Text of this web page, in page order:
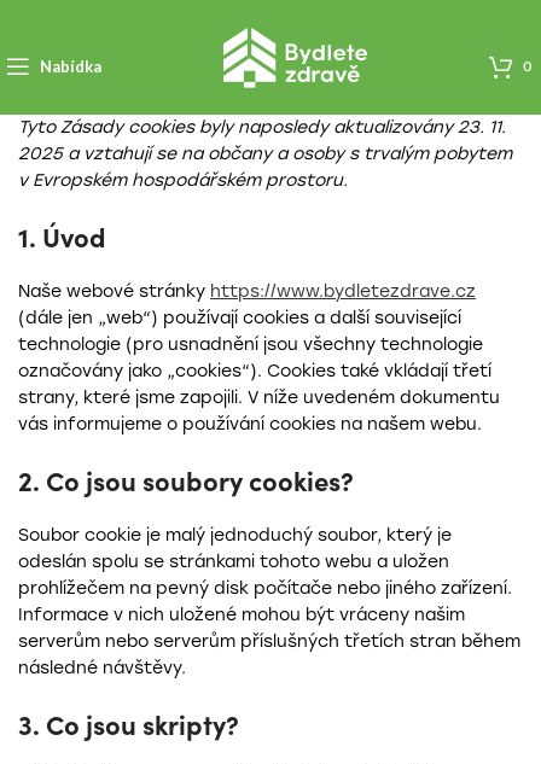
Nabídka 0
Tyto Zásady cookies byly naposledy aktualizovány 23. 11.
2025 a vztahují se na občany a osoby s trvalým pobytem
v Evropském hospodářském prostoru.
1. Úvod
Naše webové stránky https://www.bydletezdrave.cz
(dále jen „web“) používají cookies a další související
technologie (pro usnadnění jsou všechny technologie
označovány jako „cookies“). Cookies také vkládají třetí
strany, které jsme zapojili. V níže uvedeném dokumentu
vás informujeme o používání cookies na našem webu.
2. Co jsou soubory cookies?
Soubor cookie je malý jednoduchý soubor, který je
odeslán spolu se stránkami tohoto webu a uložen
prohlížečem na pevný disk počítače nebo jiného zařízení.
Informace v nich uložené mohou být vráceny našim
serverům nebo serverům příslušných třetích stran během
následné návštěvy.
3. Co jsou skripty?